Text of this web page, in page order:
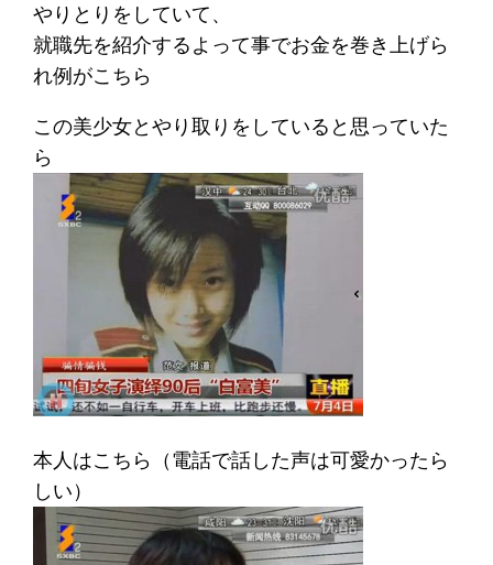
やりとりをしていて、
就職先を紹介するよって事でお金を巻き上げら
れ例がこちら
この美少女とやり取りをしていると思っていた
ら
本人はこちら（電話で話した声は可愛かったら
しい）